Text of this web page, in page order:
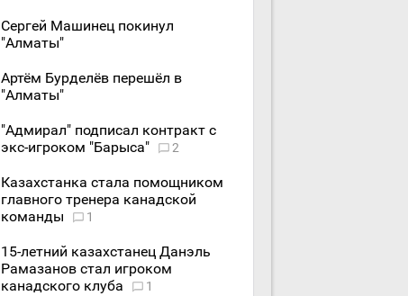
Сергей Машинец покинул
"Алматы"
Артём Бурделёв перешёл в
"Алматы"
"Адмирал" подписал контракт с
экс-игроком "Барыса"
2
Казахстанка стала помощником
главного тренера канадской
команды
1
15-летний казахстанец Данэль
Рамазанов стал игроком
канадского клуба
1